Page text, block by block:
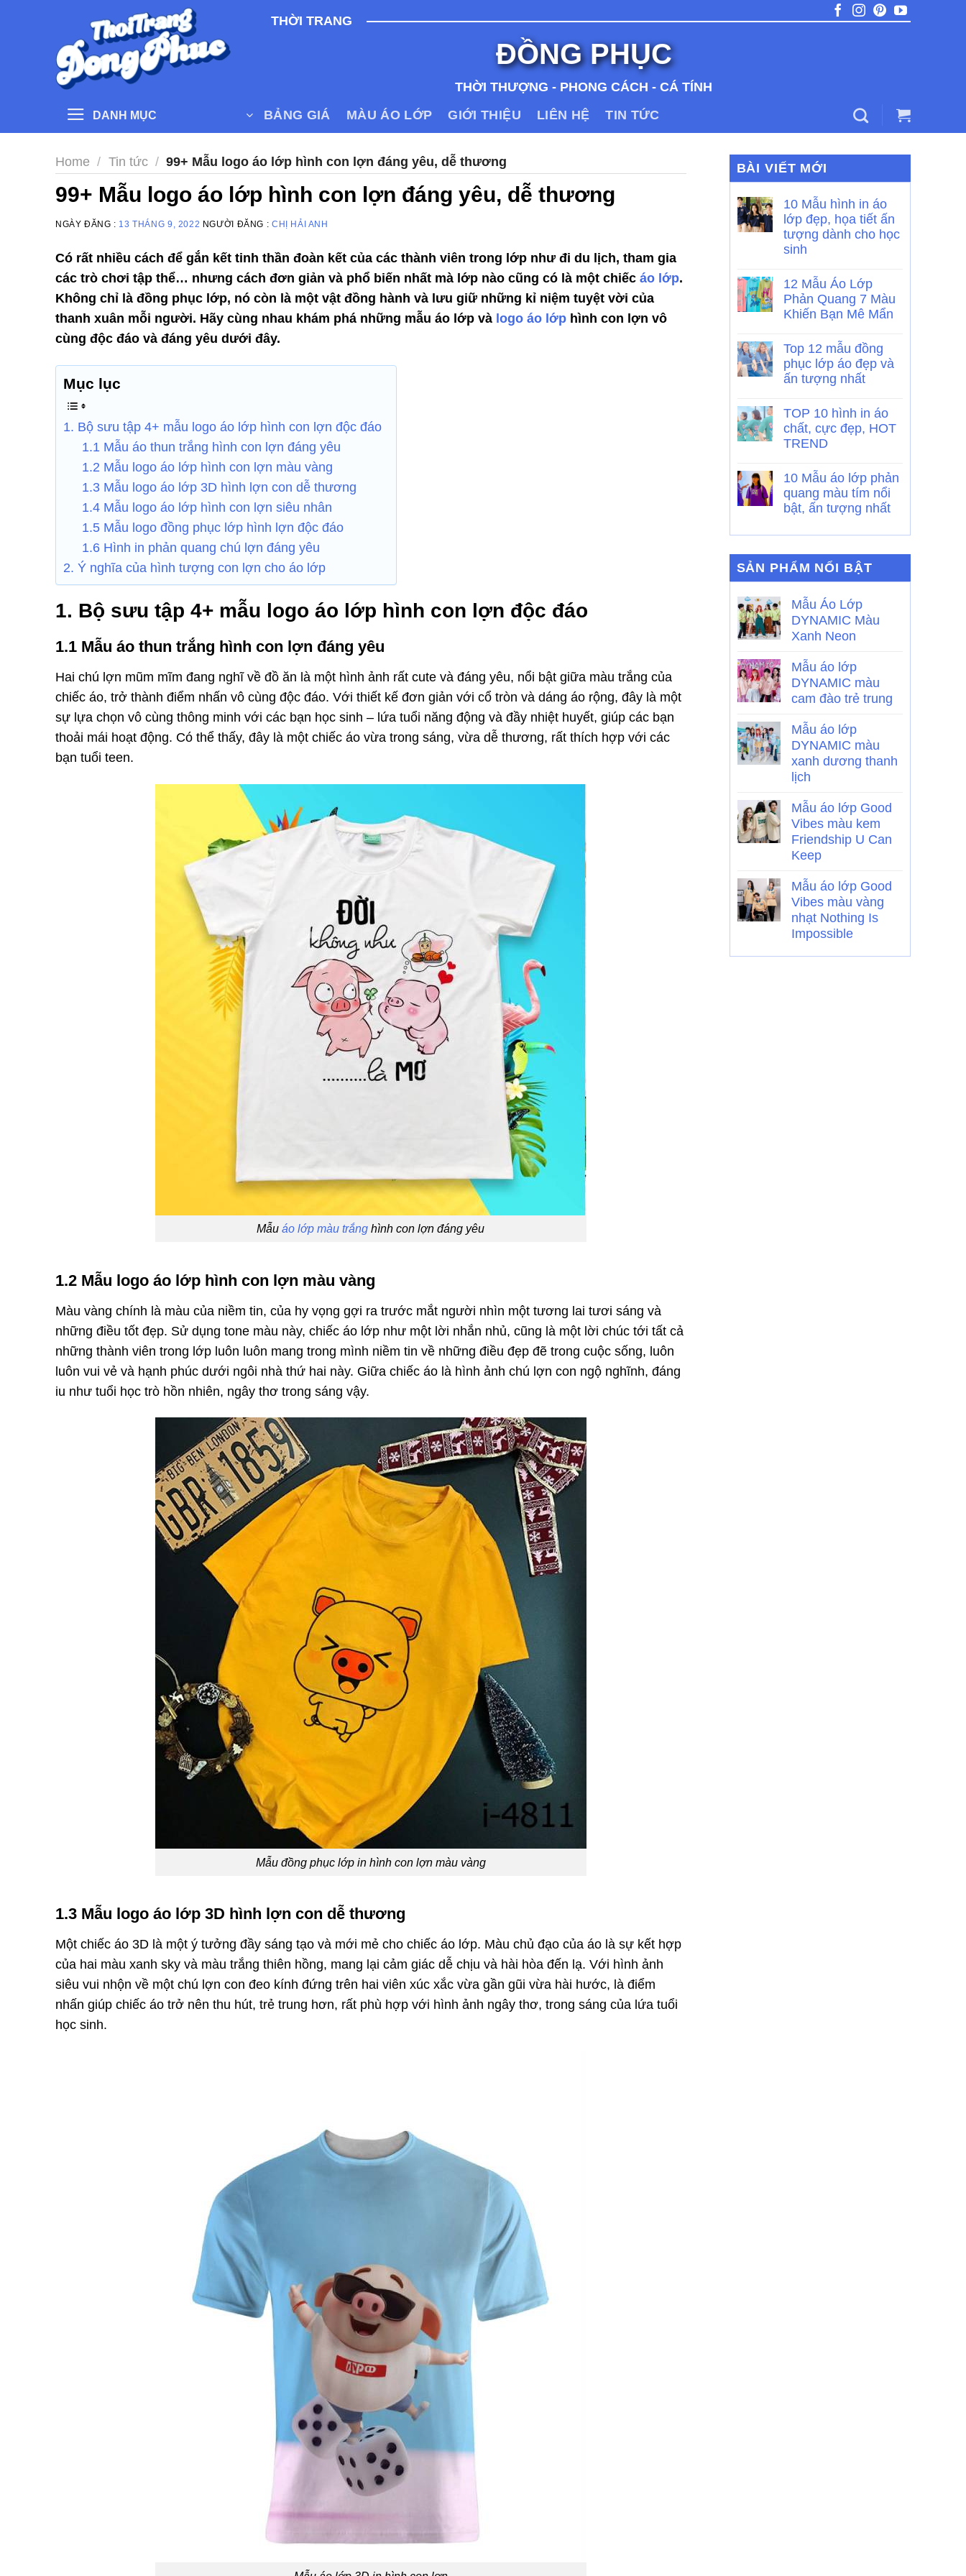
THỜI TRANG
ĐỒNG PHỤC
THỜI THƯỢNG - PHONG CÁCH - CÁ TÍNH
DANH MỤC BẢNG GIÁ MÀU ÁO LỚP GIỚI THIỆU LIÊN HỆ TIN TỨC
Home / Tin tức / 99+ Mẫu logo áo lớp hình con lợn đáng yêu, dễ thương
99+ Mẫu logo áo lớp hình con lợn đáng yêu, dễ thương
NGÀY ĐĂNG : 13 THÁNG 9, 2022 NGƯỜI ĐĂNG : CHỊ HẢI ANH
Có rất nhiều cách để gắn kết tinh thần đoàn kết của các thành viên trong lớp như đi du lịch, tham gia
các trò chơi tập thể… nhưng cách đơn giản và phổ biến nhất mà lớp nào cũng có là một chiếc áo lớp.
Không chỉ là đồng phục lớp, nó còn là một vật đồng hành và lưu giữ những kỉ niệm tuyệt vời của
thanh xuân mỗi người. Hãy cùng nhau khám phá những mẫu áo lớp và logo áo lớp hình con lợn vô
cùng độc đáo và đáng yêu dưới đây.
Mục lục
1. Bộ sưu tập 4+ mẫu logo áo lớp hình con lợn độc đáo
1.1 Mẫu áo thun trắng hình con lợn đáng yêu
1.2 Mẫu logo áo lớp hình con lợn màu vàng
1.3 Mẫu logo áo lớp 3D hình lợn con dễ thương
1.4 Mẫu logo áo lớp hình con lợn siêu nhân
1.5 Mẫu logo đồng phục lớp hình lợn độc đáo
1.6 Hình in phản quang chú lợn đáng yêu
2. Ý nghĩa của hình tượng con lợn cho áo lớp
1. Bộ sưu tập 4+ mẫu logo áo lớp hình con lợn độc đáo
1.1 Mẫu áo thun trắng hình con lợn đáng yêu
Hai chú lợn mũm mĩm đang nghĩ về đồ ăn là một hình ảnh rất cute và đáng yêu, nổi bật giữa màu trắng của
chiếc áo, trở thành điểm nhấn vô cùng độc đáo. Với thiết kế đơn giản với cổ tròn và dáng áo rộng, đây là một
sự lựa chọn vô cùng thông minh với các bạn học sinh – lứa tuổi năng động và đầy nhiệt huyết, giúp các bạn
thoải mái hoạt động. Có thể thấy, đây là một chiếc áo vừa trong sáng, vừa dễ thương, rất thích hợp với các
bạn tuổi teen.
Mẫuáo lớp màu trắng hình con lợn đáng yêu
1.2 Mẫu logo áo lớp hình con lợn màu vàng
Màu vàng chính là màu của niềm tin, của hy vọng gợi ra trước mắt người nhìn một tương lai tươi sáng và
những điều tốt đẹp. Sử dụng tone màu này, chiếc áo lớp như một lời nhắn nhủ, cũng là một lời chúc tới tất cả
những thành viên trong lớp luôn luôn mang trong mình niềm tin về những điều đẹp đẽ trong cuộc sống, luôn
luôn vui vẻ và hạnh phúc dưới ngôi nhà thứ hai này. Giữa chiếc áo là hình ảnh chú lợn con ngộ nghĩnh, đáng
iu như tuổi học trò hồn nhiên, ngây thơ trong sáng vậy.
Mẫu đồng phục lớp in hình con lợn màu vàng
1.3 Mẫu logo áo lớp 3D hình lợn con dễ thương
Một chiếc áo 3D là một ý tưởng đầy sáng tạo và mới mẻ cho chiếc áo lớp. Màu chủ đạo của áo là sự kết hợp
của hai màu xanh sky và màu trắng thiên hồng, mang lại cảm giác dễ chịu và hài hòa đến lạ. Với hình ảnh
siêu vui nhộn về một chú lợn con đeo kính đứng trên hai viên xúc xắc vừa gần gũi vừa hài hước, là điểm
nhấn giúp chiếc áo trở nên thu hút, trẻ trung hơn, rất phù hợp với hình ảnh ngây thơ, trong sáng của lứa tuổi
học sinh.
BÀI VIẾT MỚI
10 Mẫu hình in áo
lớp đẹp, họa tiết ấn
tượng dành cho học
sinh
12 Mẫu Áo Lớp
Phản Quang 7 Màu
Khiến Bạn Mê Mẩn
Top 12 mẫu đồng
phục lớp áo đẹp và
ấn tượng nhất
TOP 10 hình in áo
chất, cực đẹp, HOT
TREND
10 Mẫu áo lớp phản
quang màu tím nổi
bật, ấn tượng nhất
SẢN PHẨM NỔI BẬT
Mẫu Áo Lớp
DYNAMIC Màu
Xanh Neon
Mẫu áo lớp
DYNAMIC màu
cam đào trẻ trung
Mẫu áo lớp
DYNAMIC màu
xanh dương thanh
lịch
Mẫu áo lớp Good
Vibes màu kem
Friendship U Can
Keep
Mẫu áo lớp Good
Vibes màu vàng
nhạt Nothing Is
Impossible